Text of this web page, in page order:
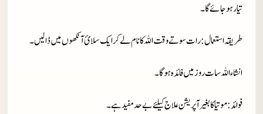
تیار ہوجائے گا۔
طریقہ استعمال: رات سوتے وقت اللہ کا نام لے کر ایک سلائ آنکھوں میں ڈالیں۔
انشاءاللہ سات روز میں فائدہ ہوگا۔
فوائد: موتیا کا بغیر آپریشن علاج کیلئے بےحد مفید ہے۔